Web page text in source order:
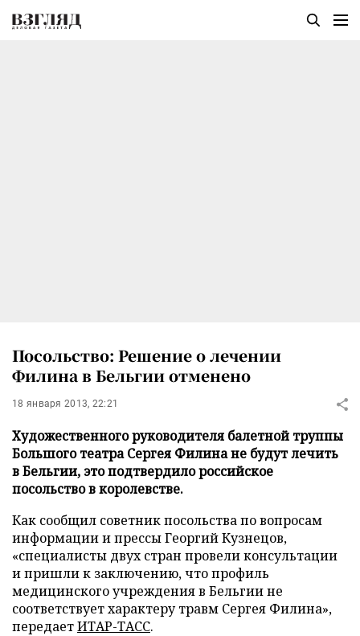
Посольство: Решение о лечении
Филина в Бельгии отменено
18 января 2013, 22:21
Художественного руководителя балетной труппы
Большого театра Сергея Филина не будут лечить
в Бельгии, это подтвердило российское
посольство в королевстве.
Как сообщил советник посольства по вопросам
информации и прессы Георгий Кузнецов,
«специалисты двух стран провели консультации
и пришли к заключению, что профиль
медицинского учреждения в Бельгии не
соответствует характеру травм Сергея Филина»,
передаетИТАР-ТАСС.